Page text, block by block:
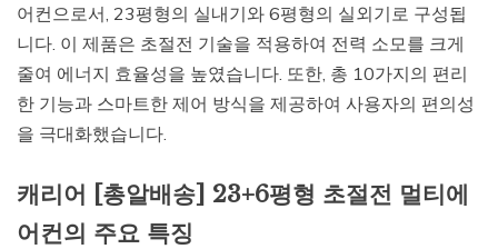
어컨으로서, 23평형의 실내기와 6평형의 실외기로 구성됩
니다. 이 제품은 초절전 기술을 적용하여 전력 소모를 크게
줄여 에너지 효율성을 높였습니다. 또한, 총 10가지의 편리
한 기능과 스마트한 제어 방식을 제공하여 사용자의 편의성
을 극대화했습니다.
캐리어 [총알배송] 23+6평형 초절전 멀티에
어컨의 주요 특징